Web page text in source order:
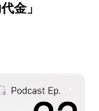
金」